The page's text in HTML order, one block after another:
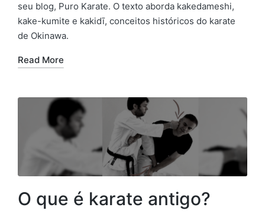
seu blog, Puro Karate. O texto aborda kakedameshi,
kake-kumite e kakidī, conceitos históricos do karate
de Okinawa.
Read More
O que é karate antigo?